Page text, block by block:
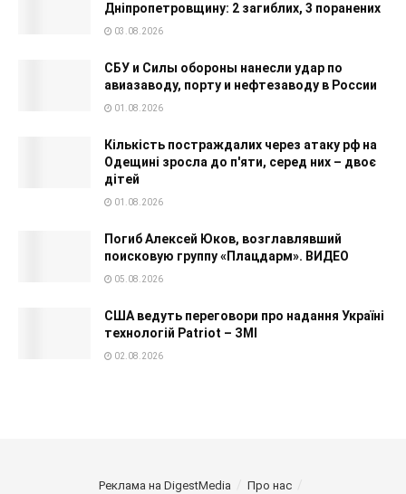
Дніпропетровщину: 2 загиблих, 3 поранених
03.08.2026
СБУ и Силы обороны нанесли удар по
авиазаводу, порту и нефтезаводу в России
01.08.2026
Кількість постраждалих через атаку рф на
Одещині зросла до п'яти, серед них – двоє
дітей
01.08.2026
Погиб Алексей Юков, возглавлявший
поисковую группу «Плацдарм». ВИДЕО
05.08.2026
США ведуть переговори про надання Україні
технологій Patriot – ЗМІ
02.08.2026
Реклама на DigestMedia
Про нас